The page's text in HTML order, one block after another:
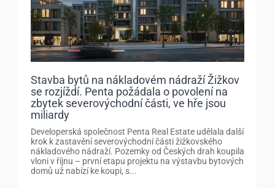
Stavba bytů na nákladovém nádraží Žižkov
se rozjíždí. Penta požádala o povolení na
zbytek severovýchodní části, ve hře jsou
miliardy
Developerská společnost Penta Real Estate udělala další
krok k zastavění severovýchodní části žižkovského
nákladového nádraží. Pozemky od Českých drah koupila
vloni v říjnu – první etapu projektu na výstavbu bytových
domů už nabízí ke koupi, s...